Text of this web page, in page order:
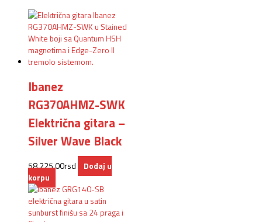
Ibanez
RG370AHMZ-SWK
Električna gitara –
Silver Wave Black
58.225,00rsd
Dodaj u
korpu